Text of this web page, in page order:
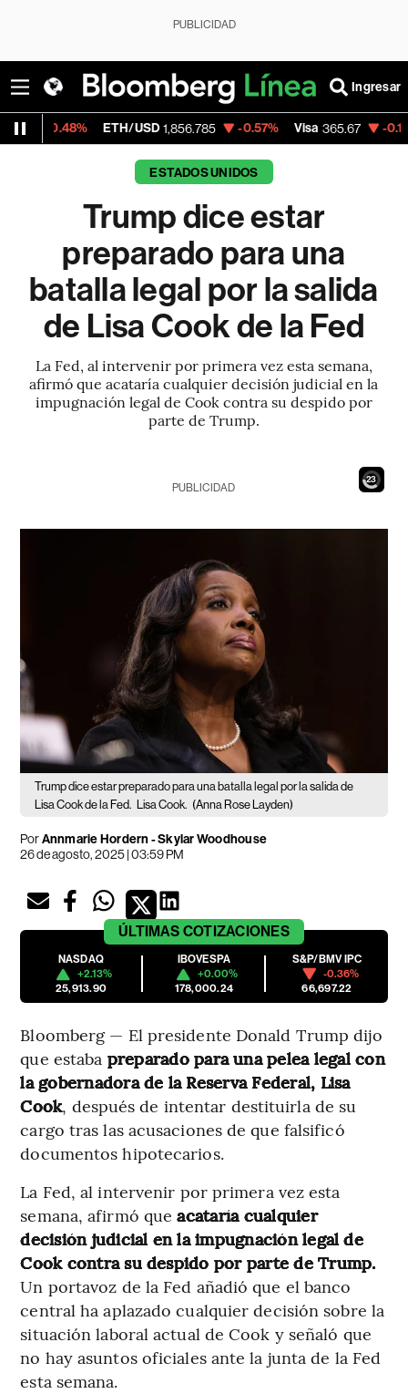
PUBLICIDAD
Ingresar
ETH/USD 1,856.785 -0.57% Visa 365.67 -0.13%
ESTADOS UNIDOS
Trump dice estar
preparado para una
batalla legal por la salida
de Lisa Cook de la Fed
La Fed, al intervenir por primera vez esta semana,
afirmó que acataría cualquier decisión judicial en la
impugnación legal de Cook contra su despido por
parte de Trump.
21
PUBLICIDAD
Trump dice estar preparado para una batalla legal por la salida de
Lisa Cook de la Fed. Lisa Cook. (Anna Rose Layden)
PorAnnmarie Hordern - Skylar Woodhouse
26 de agosto, 2025 | 03:59 PM
ÚLTIMAS COTIZACIONES
NASDAQ
+2.13%
25,913.90
IBOVESPA
+0.00%
178,000.24
S&P/BMV IPC
-0.36%
66,697.22
Bloomberg — El presidente Donald Trump dijo
que estaba preparado para una pelea legal con
la gobernadora de la Reserva Federal, Lisa
Cook, después de intentar destituirla de su
cargo tras las acusaciones de que falsificó
documentos hipotecarios.
La Fed, al intervenir por primera vez esta
semana, afirmó que acataría cualquier
decisión judicial en la impugnación legal de
Cook contra su despido por parte de Trump.
Un portavoz de la Fed añadió que el banco
central ha aplazado cualquier decisión sobre la
situación laboral actual de Cook y señaló que
no hay asuntos oficiales ante la junta de la Fed
esta semana.